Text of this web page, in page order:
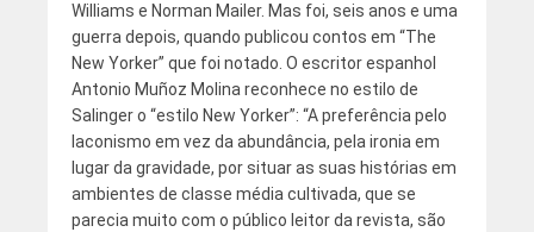
Williams e Norman Mailer. Mas foi, seis anos e uma
guerra depois, quando publicou contos em “The
New Yorker” que foi notado. O escritor espanhol
Antonio Muñoz Molina reconhece no estilo de
Salinger o “estilo New Yorker”: “A preferência pelo
laconismo em vez da abundância, pela ironia em
lugar da gravidade, por situar as suas histórias em
ambientes de classe média cultivada, que se
parecia muito com o público leitor da revista, são